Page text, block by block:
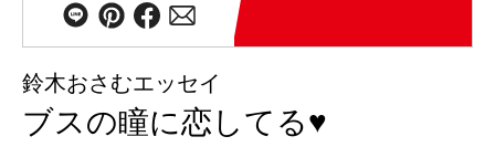
鈴木おさむエッセイ
ブスの瞳に恋してる♥